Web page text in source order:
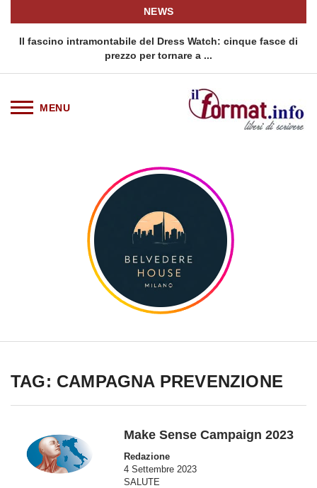
NEWS
del Dress Watch: cinque fasce di
prezzo per tornare a ...
TAG: CAMPAGNA PREVENZIONE
Make Sense Campaign 2023
Redazione
4 Settembre 2023
SALUTE